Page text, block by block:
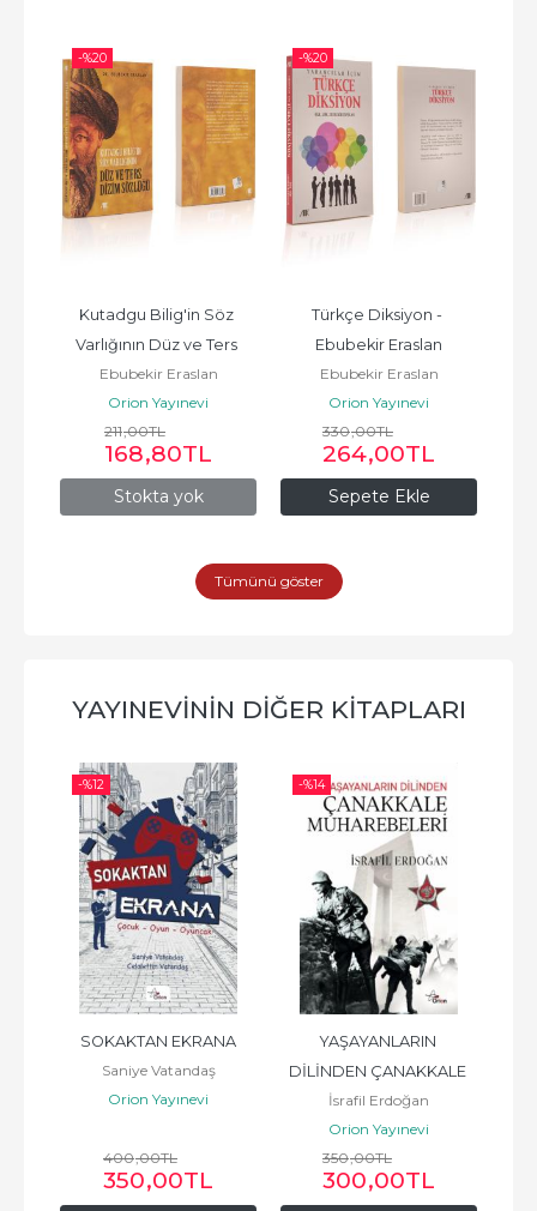
-%20
Stokta yok
Kutadgu Bilig'in Söz
Varlığının Düz ve Ters
Dizim Sözlüğü -
Ebubekir...
Ebubekir Eraslan
Orion Yayınevi
211,00TL
168,80TL
-%20
Sepete Ekle
Türkçe Diksiyon -
Ebubekir Eraslan
Ebubekir Eraslan
Orion Yayınevi
330,00TL
264,00TL
Tümünü göster
YAYINEVININ DIĞER KITAPLARI
-%12
SOKAKTAN EKRANA
Saniye Vatandaş
Orion Yayınevi
400,00TL
350,00TL
-%14
YAŞAYANLARIN
DİLİNDEN ÇANAKKALE
MUHAREBELERİ
İsrafil Erdoğan
Orion Yayınevi
350,00TL
300,00TL